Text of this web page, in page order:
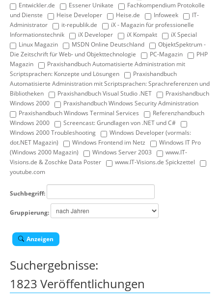
Entwickler.de
Essener Unikate
Fachkompendium Protokolle
und Dienste
Heise Developer Heise.de Infoweek
IT-
Administrator
it-republik.de
iX - Magazin für professionelle
Informationstechnik
iX Developer iX Kompakt
iX Special
Linux Magazin
MSDN Online Deutschland
ObjektSpektrum -
Die Zeitschrift für Web- und Objekttechnologie
PC-Magazin
PHP
Magazin
Praxishandbuch Automatisierte Administration mit
Scriptsprachen: Konzepte und Lösungen
Praxishandbuch
Automatisierte Administration mit Scriptsprachen: Sprachreferenzen und
Bibliotheken
Praxishandbuch Visual Studio .NET
Praxishandbuch
Windows 2000
Praxishandbuch Windows Security Administration
Praxishandbuch Windows Terminal Services
Referenzhandbuch
Windows 2000
Screencast: Grundlagen von .NET und C#
Windows 2000 Troubleshooting
Windows Developer (vormals:
dot.NET Magazin)
Windows Frontend im Netz
Windows IT Pro
(Windows 2000 Magazin)
Windows Server 2003
www.IT-
Visions.de & Zoschke Data Poster
www.IT-Visions.de Spickzettel
youtube.com
Suchbegriff:
Gruppierung:
Anzeigen
Suchergebnisse:
1823 Veröffentlichungen